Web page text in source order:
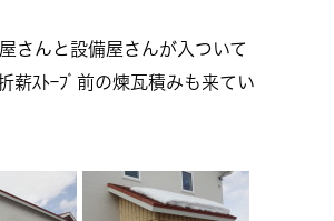
さんと設備屋さんが入ついて
薪ｽﾄｰﾌﾞ前の煉瓦積みも来てい